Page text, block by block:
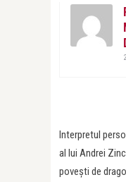
Interpretul
al lui Andrei
povești de